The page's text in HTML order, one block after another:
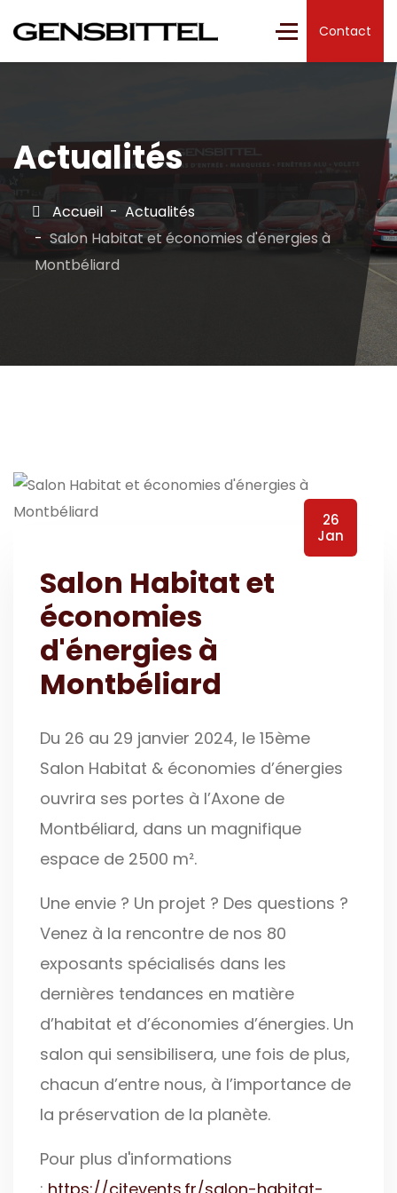
Contact
Actualités
Accueil
Actualités
Salon Habitat et économies d'énergies à
Montbéliard
26
Jan
Salon Habitat et
économies
d'énergies à
Montbéliard
Du 26 au 29 janvier 2024, le 15ème
Salon Habitat & économies d’énergies
ouvrira ses portes à l’Axone de
Montbéliard, dans un magnifique
espace de 2500 m².
Une envie ? Un projet ? Des questions ?
Venez à la rencontre de nos 80
exposants spécialisés dans les
dernières tendances en matière
d’habitat et d’économies d’énergies. Un
salon qui sensibilisera, une fois de plus,
chacun d’entre nous, à l’importance de
la préservation de la planète.
Pour plus d'informations